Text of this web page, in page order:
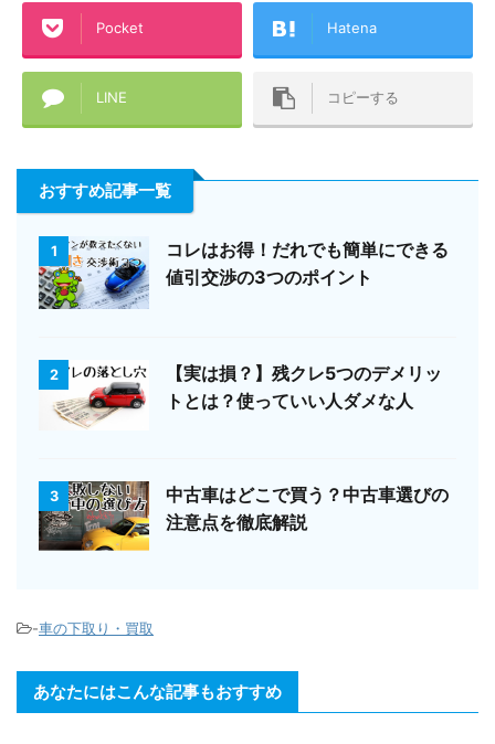
Pocket Hatena
LINE コピーする
おすすめ記事一覧
1
コレはお得！だれでも簡単にできる
値引交渉の3つのポイント
2
【実は損？】残クレ5つのデメリッ
トとは？使っていい人ダメな人
3
中古車はどこで買う？中古車選びの
注意点を徹底解説
-車の下取り・買取
あなたにはこんな記事もおすすめ